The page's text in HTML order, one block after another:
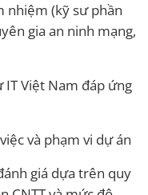
nhiệm (kỹ sư phần
gia an ninh mạng,
Việt Nam đáp ứng
và phạm vi dự án
giá dựa trên quy